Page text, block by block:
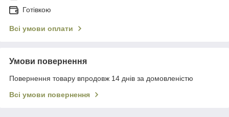
Готівкою
Всі умови оплати
Умови повернення
Повернення товару впродовж 14 днів за домовленістю
Всі умови повернення